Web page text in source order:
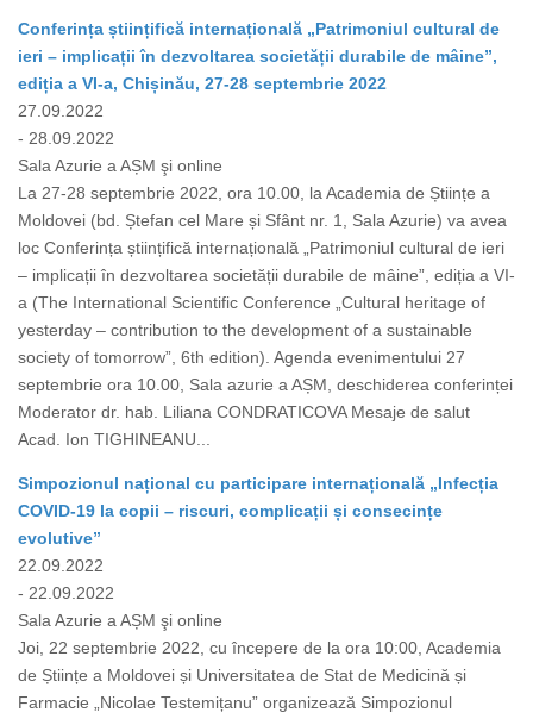
Conferința științifică internațională „Patrimoniul cultural de
ieri – implicații în dezvoltarea societății durabile de mâine”,
ediția a VI-a, Chișinău, 27-28 septembrie 2022
27.09.2022
- 28.09.2022
Sala Azurie a AȘM şi online
La 27-28 septembrie 2022, ora 10.00, la Academia de Științe a
Moldovei (bd. Ștefan cel Mare și Sfânt nr. 1, Sala Azurie) va avea
loc Conferința științifică internațională „Patrimoniul cultural de ieri
– implicații în dezvoltarea societății durabile de mâine”, ediția a VI-
a (The International Scientific Conference „Cultural heritage of
yesterday – contribution to the development of a sustainable
society of tomorrow”, 6th edition). Agenda evenimentului 27
septembrie ora 10.00, Sala azurie a AȘM, deschiderea conferinței
Moderator dr. hab. Liliana CONDRATICOVA Mesaje de salut
Acad. Ion TIGHINEANU...
Simpozionul național cu participare internațională „Infecția
COVID-19 la copii – riscuri, complicații și consecințe
evolutive”
22.09.2022
- 22.09.2022
Sala Azurie a AȘM şi online
Joi, 22 septembrie 2022, cu începere de la ora 10:00, Academia
de Științe a Moldovei și Universitatea de Stat de Medicină și
Farmacie „Nicolae Testemițanu” organizează Simpozionul